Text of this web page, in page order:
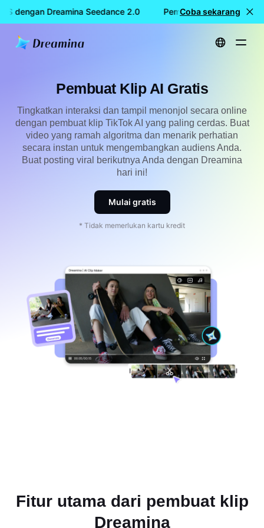
dengan Dreamina Seedance 2.0 Pembuatan video
Coba sekarang
Beranda Pembuat Klip AI Gratis
Pembuat Klip AI Gratis
Tingkatkan interaksi dan tampil menonjol secara online
dengan pembuat klip TikTok AI yang paling cerdas. Buat
video yang ramah algoritma dan menarik perhatian
secara instan untuk mengembangkan audiens Anda.
Buat posting viral berikutnya Anda dengan Dreamina
hari ini!
Mulai gratis
* Tidak memerlukan kartu kredit
Fitur utamadari pembuat klip
Dreamina